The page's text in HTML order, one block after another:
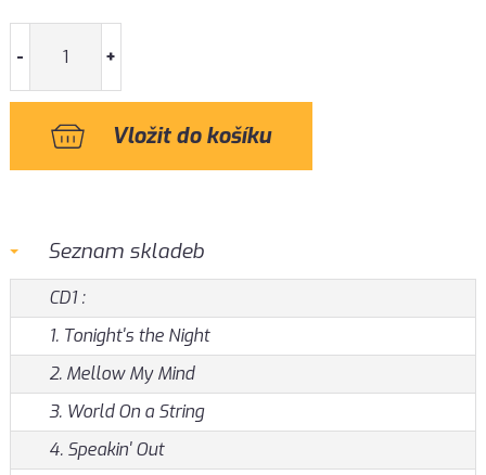
- +
Seznam skladeb
CD1 :
1. Tonight's the Night
2. Mellow My Mind
3. World On a String
4. Speakin' Out